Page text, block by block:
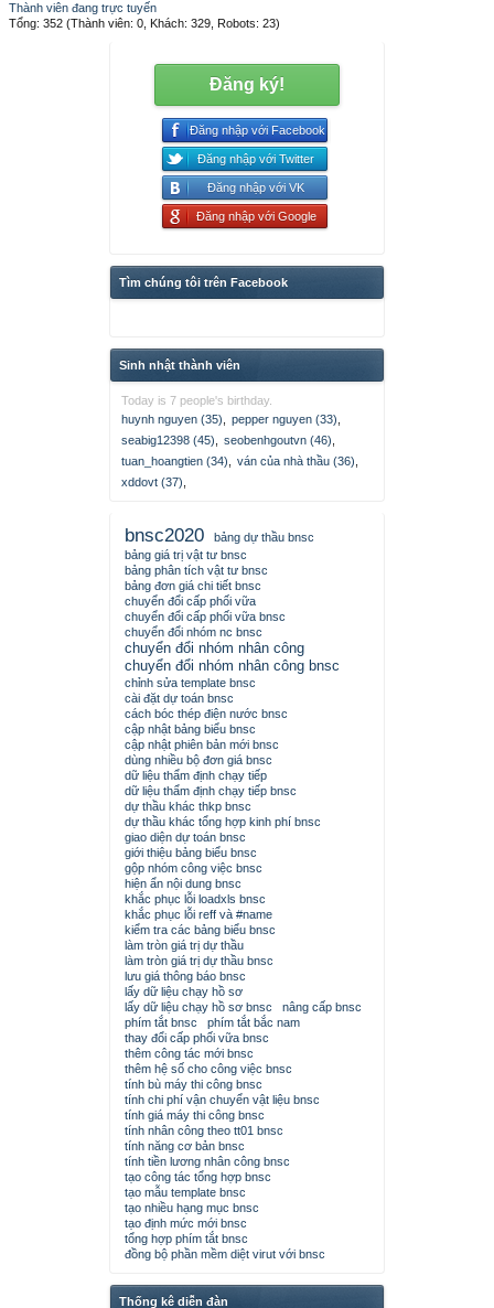
Thành viên đang trực tuyến
Tổng: 352 (Thành viên: 0, Khách: 329, Robots: 23)
Đăng ký!
Đăng nhập với Facebook
Đăng nhập với Twitter
Đăng nhập với VK
Đăng nhập với Google
Tìm chúng tôi trên Facebook
Sinh nhật thành viên
Today is 7 people's birthday.
huynh nguyen (35)
pepper nguyen (33)
seabig12398 (45)
seobenhgoutvn (46)
tuan_hoangtien (34)
ván của nhà thầu (36)
xddovt (37)
bnsc2020
bảng dự thầu bnsc
bảng giá trị vật tư bnsc
bảng phân tích vật tư bnsc
bảng đơn giá chi tiết bnsc
chuyển đổi cấp phối vữa
chuyển đổi cấp phối vữa bnsc
chuyển đổi nhóm nc bnsc
chuyển đổi nhóm nhân công
chuyển đổi nhóm nhân công bnsc
chỉnh sửa template bnsc
cài đặt dự toán bnsc
cách bóc thép điện nước bnsc
cập nhật bảng biểu bnsc
cập nhật phiên bản mới bnsc
dùng nhiều bộ đơn giá bnsc
dữ liệu thẩm định chạy tiếp
dữ liệu thẩm định chạy tiếp bnsc
dự thầu khác thkp bnsc
dự thầu khác tổng hợp kinh phí bnsc
giao diện dự toán bnsc
giới thiệu bảng biểu bnsc
gộp nhóm công việc bnsc
hiện ẩn nội dung bnsc
khắc phục lỗi loadxls bnsc
khắc phục lỗi reff và #name
kiểm tra các bảng biểu bnsc
làm tròn giá trị dự thầu
làm tròn giá trị dự thầu bnsc
lưu giá thông báo bnsc
lấy dữ liệu chạy hồ sơ
lấy dữ liệu chạy hồ sơ bnsc
nâng cấp bnsc
phím tắt bnsc
phím tắt bắc nam
thay đổi cấp phối vữa bnsc
thêm công tác mới bnsc
thêm hệ số cho công việc bnsc
tính bù máy thi công bnsc
tính chi phí vận chuyển vật liệu bnsc
tính giá máy thi công bnsc
tính nhân công theo tt01 bnsc
tính năng cơ bản bnsc
tính tiền lương nhân công bnsc
tạo công tác tổng hợp bnsc
tạo mẫu template bnsc
tạo nhiều hạng mục bnsc
tạo định mức mới bnsc
tổng hợp phím tắt bnsc
đồng bộ phần mềm diệt virut với bnsc
Thống kê diễn đàn